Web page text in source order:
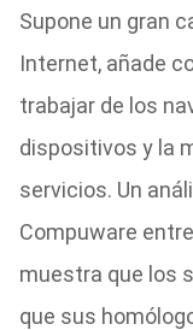
Supone un gran
Internet, añade
trabajar de los
dispositivos y la
servicios. Un
Compuware
muestra que los
que sus